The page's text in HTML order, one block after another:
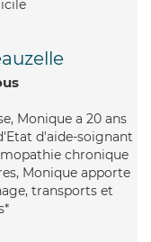
Monique a 20 ans
d'aide-soignant
chronique
Monique apporte
transports et